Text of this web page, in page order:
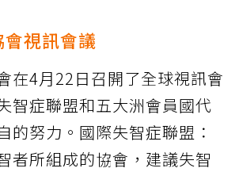
視訊會議
在4月22日召開了全球視訊會
智症聯盟和五大洲會員國代
的努力。國際失智症聯盟：
者所組成的協會，建議失智